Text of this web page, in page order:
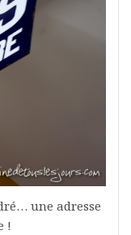
une adresse
!